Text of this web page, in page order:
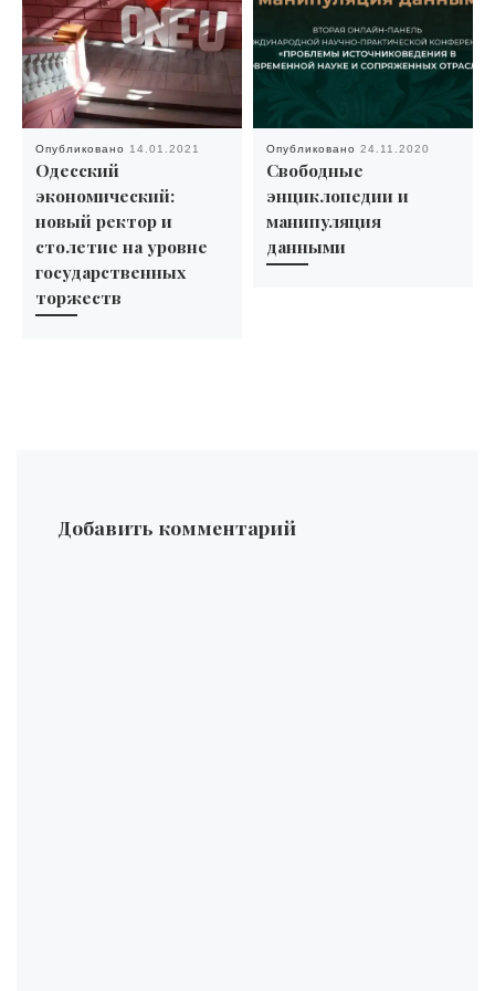
Опубликовано 14.01.2021
Одесский
экономический:
новый ректор и
столетие на уровне
государственных
торжеств
Опубликовано 24.11.2020
Свободные
энциклопедии и
манипуляция
данными
Добавить комментарий